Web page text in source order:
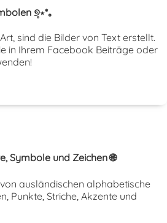
୭̥⋆*｡
sind die Bilder von Text erstellt.
in Ihrem Facebook Beiträge oder
Symbole und Zeichen 🌐
ausländischen alphabetische
Punkte, Striche, Akzente und